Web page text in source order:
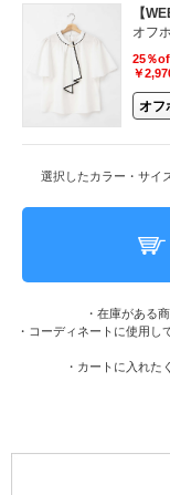
【
オフ
25％
￥
選択したカラー・サイ
・在庫がある
・コーディネートに使用
・カートに入れた